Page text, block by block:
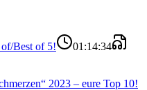
of/Best of 5!
01:14:34
2023 – eure Top 10!